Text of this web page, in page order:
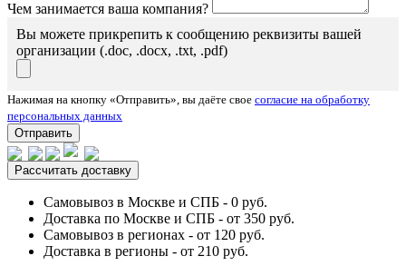
Чем занимается ваша компания?
Вы можете прикрепить к сообщению реквизиты вашей
организации (.doc, .docx, .txt, .pdf)
Нажимая на кнопку «Отправить», вы даёте свое согласие на обработку
персональных данных
Отправить
Рассчитать доставку
Самовывоз в Москве и СПБ - 0 руб.
Доставка по Москве и СПБ - от 350 руб.
Самовывоз в регионах - от 120 руб.
Доставка в регионы - от 210 руб.